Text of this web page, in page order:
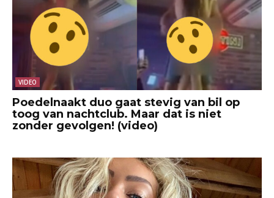
VIDEO
Poedelnaakt duo gaat stevig van bil op
toog van nachtclub. Maar dat is niet
zonder gevolgen! (video)